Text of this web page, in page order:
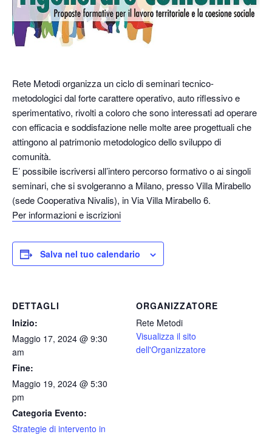
Rete Metodi organizza un ciclo di seminari tecnico-
metodologici dal forte carattere operativo, auto riflessivo e
sperimentativo, rivolti a coloro che sono interessati ad operare
con efficacia e soddisfazione nelle molte aree progettuali che
attingono al patrimonio metodologico dello sviluppo di
comunità.
E’ possibile iscriversi all’intero percorso formativo o ai singoli
seminari, che si svolgeranno a Milano, presso Villa Mirabello
(sede Cooperativa Nivalis), in Via Villa Mirabello 6.
Per informazioni e iscrizioni
Salva nel tuo calendario
DETTAGLI
Inizio:
Maggio 17, 2024 @ 9:30
am
Fine:
Maggio 19, 2024 @ 5:30
pm
Categoria Evento:
Strategie di intervento in
ORGANIZZATORE
Rete Metodi
Visualizza il sito
dell'Organizzatore